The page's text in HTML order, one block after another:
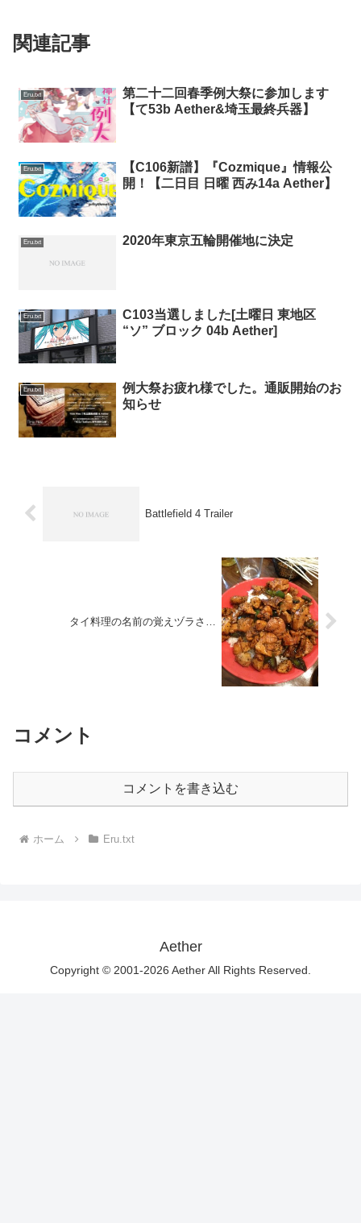
関連記事
Eru.txt
第二十二回春季例大祭に参加します
【て53b Aether&埼玉最終兵器】
Eru.txt
【C106新譜】『Cozmique』情報公
開！【二日目 日曜 西み14a Aether】
Eru.txt 2020年東京五輪開催地に決定
Eru.txt
C103当選しました[土曜日 東地区
“ソ” ブロック 04b Aether]
Eru.txt
例大祭お疲れ様でした。通販開始のお
知らせ
Battlefield 4 Trailer
タイ料理の名前の覚えヅラさ…
コメント
コメントを書き込む
ホーム Eru.txt
Aether
Copyright © 2001-2026 Aether All Rights Reserved.